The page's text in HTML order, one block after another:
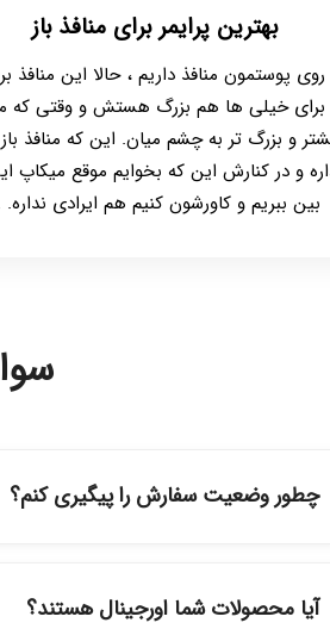
بهترین پرایمر برای منافذ باز
پوستمون منافذ داریم ، حالا این منافذ
برای خیلی ها هم بزرگ هستش و وقتی که
و بزرگ تر به چشم میان. این که منافذ
و در کنارش این که بخوایم موقع میکاپ
بین ببریم و کاورشون کنیم هم ایرادی نداره.
چطور وضعیت سفارش را پیگیری کنم؟
آیا محصولات شما اورجینال هستند؟